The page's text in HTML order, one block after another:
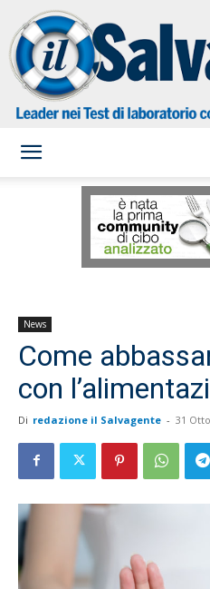
News
Come
con
Di redazione il Salvagente - 31